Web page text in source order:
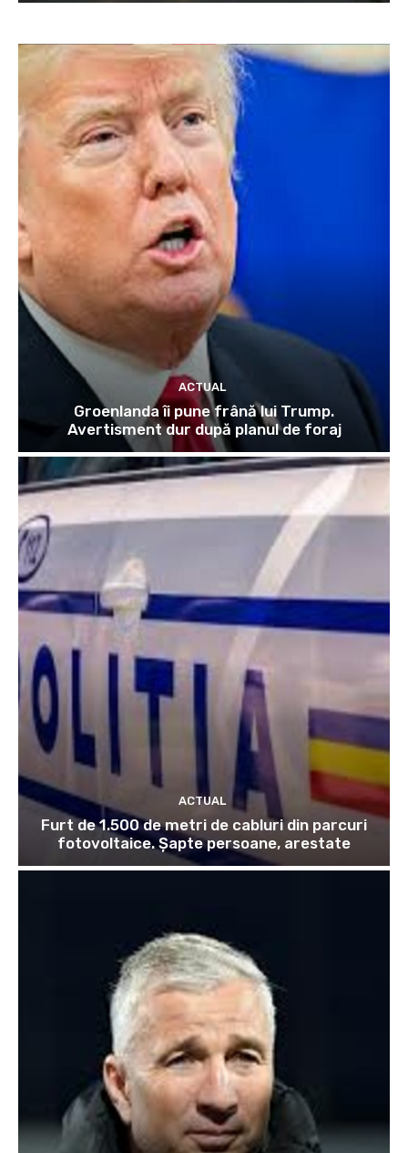
ACTUAL
Groenlanda îi pune frână lui Trump.
Avertisment dur după planul de foraj
ACTUAL
Furt de 1.500 de metri de cabluri din parcuri
fotovoltaice. Șapte persoane, arestate